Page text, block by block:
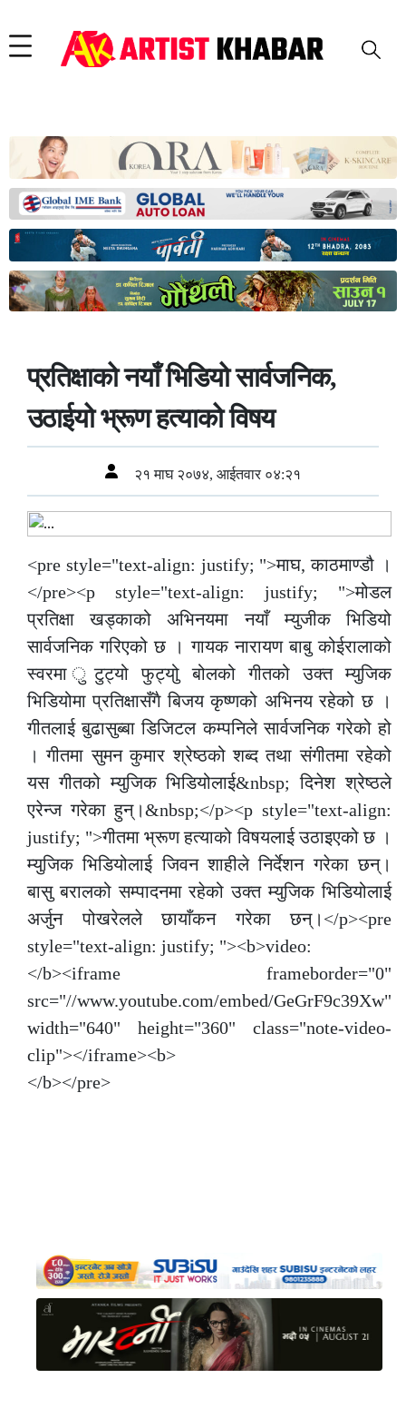
प्रतिक्षाको नयाँ भिडियो सार्वजनिक,
उठाईयो भ्रूण हत्याको विषय
२१ माघ २०७४, आईतवार ०४:२१
<pre style="text-align: justify; ">माघ, काठमाण्डौ ।
</pre><p style="text-align: justify; ">मोडल
प्रतिक्षा खड्काको अभिनयमा नयाँ म्युजीक भिडियो
सार्वजनिक गरिएको छ । गायक नारायण बाबु कोईरालाको
स्वरमा ुटुट्यो फुट्योु बोलको गीतको उक्त म्युजिक
भिडियोमा प्रतिक्षासँगै बिजय कृष्णको अभिनय रहेको छ ।
गीतलाई बुढासुब्बा डिजिटल कम्पनिले सार्वजनिक गरेको हो
। गीतमा सुमन कुमार श्रेष्ठको शब्द तथा संगीतमा रहेको
यस गीतको म्युजिक भिडियोलाई&nbsp; दिनेश श्रेष्ठले
एरेन्ज गरेका हुन्।&nbsp;</p><p style="text-align:
justify; ">गीतमा भ्रूण हत्याको विषयलाई उठाइएको छ ।
म्युजिक भिडियोलाई जिवन शाहीले निर्देशन गरेका छन्।
बासु बरालको सम्पादनमा रहेको उक्त म्युजिक भिडियोलाई
अर्जुन पोखरेलले छायाँकन गरेका छन्।</p><pre
style="text-align: justify; "><b>video:
</b><iframe frameborder="0"
src="//www.youtube.com/embed/GeGrF9c39Xw"
width="640" height="360" class="note-video-
clip"></iframe><b>
</b></pre>